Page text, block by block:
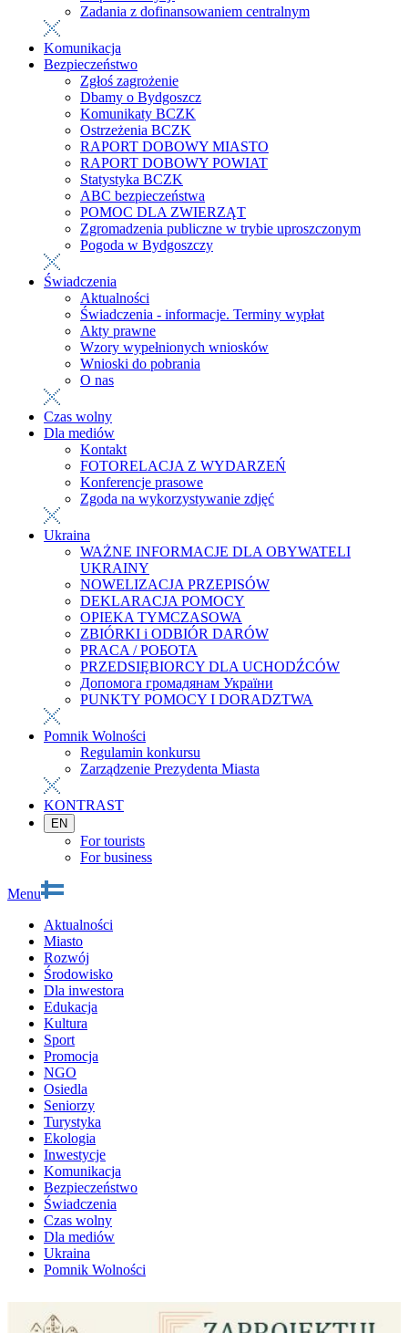
Zadania z dofinansowaniem centralnym
Komunikacja
Bezpieczeństwo
Zgłoś zagrożenie
Dbamy o Bydgoszcz
Komunikaty BCZK
Ostrzeżenia BCZK
RAPORT DOBOWY MIASTO
RAPORT DOBOWY POWIAT
Statystyka BCZK
ABC bezpieczeństwa
POMOC DLA ZWIERZĄT
Zgromadzenia publiczne w trybie uproszczonym
Pogoda w Bydgoszczy
Świadczenia
Aktualności
Świadczenia - informacje. Terminy wypłat
Akty prawne
Wzory wypełnionych wniosków
Wnioski do pobrania
O nas
Czas wolny
Dla mediów
Kontakt
FOTORELACJA Z WYDARZEŃ
Konferencje prasowe
Zgoda na wykorzystywanie zdjęć
Ukraina
WAŻNE INFORMACJE DLA OBYWATELI
UKRAINY
NOWELIZACJA PRZEPISÓW
DEKLARACJA POMOCY
OPIEKA TYMCZASOWA
ZBIÓRKI i ODBIÓR DARÓW
PRACA / РОБОТА
PRZEDSIĘBIORCY DLA UCHODŹCÓW
Допомога громадянам України
PUNKTY POMOCY I DORADZTWA
Pomnik Wolności
Regulamin konkursu
Zarządzenie Prezydenta Miasta
KONTRAST
EN
For tourists
For business
Menu
Aktualności
Miasto
Rozwój
Środowisko
Dla inwestora
Edukacja
Kultura
Sport
Promocja
NGO
Osiedla
Seniorzy
Turystyka
Ekologia
Inwestycje
Komunikacja
Bezpieczeństwo
Świadczenia
Czas wolny
Dla mediów
Ukraina
Pomnik Wolności